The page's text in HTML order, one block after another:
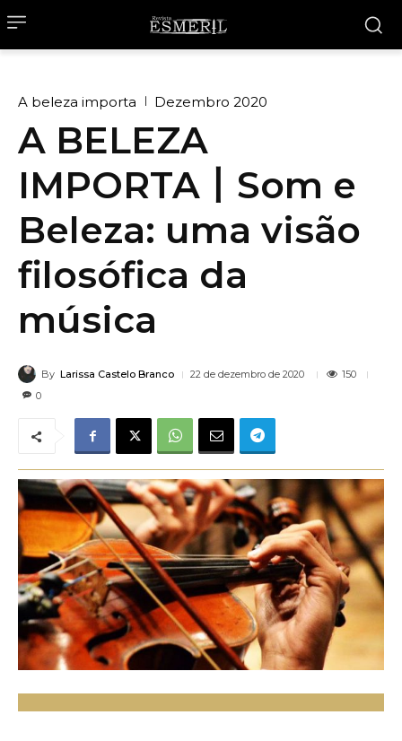
A beleza importa Dezembro 2020
A BELEZA
IMPORTA丨Som e
Beleza: uma visão
filosófica da
música
By Larissa Castelo Branco 22 de dezembro de 2020
150
0